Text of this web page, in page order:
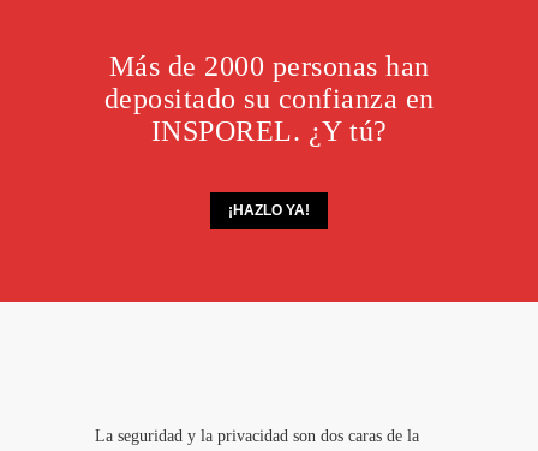
Más de 2000 personas han
depositado su confianza en
INSPOREL. ¿Y tú?
¡HAZLO YA!
La seguridad y la privacidad son dos caras de la